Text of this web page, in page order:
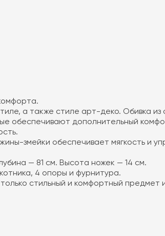
а также стиле арт-деко. Обивка
обеспечивают дополнительный
змейки обеспечивает мягкость и
— 81 см. Высота ножек — 14 см.
4 опоры и фурнитура.
стильный и комфортный предмет